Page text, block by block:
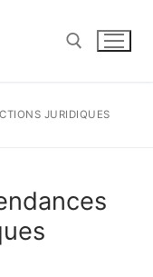
Rechercher :
JURIDIQUES